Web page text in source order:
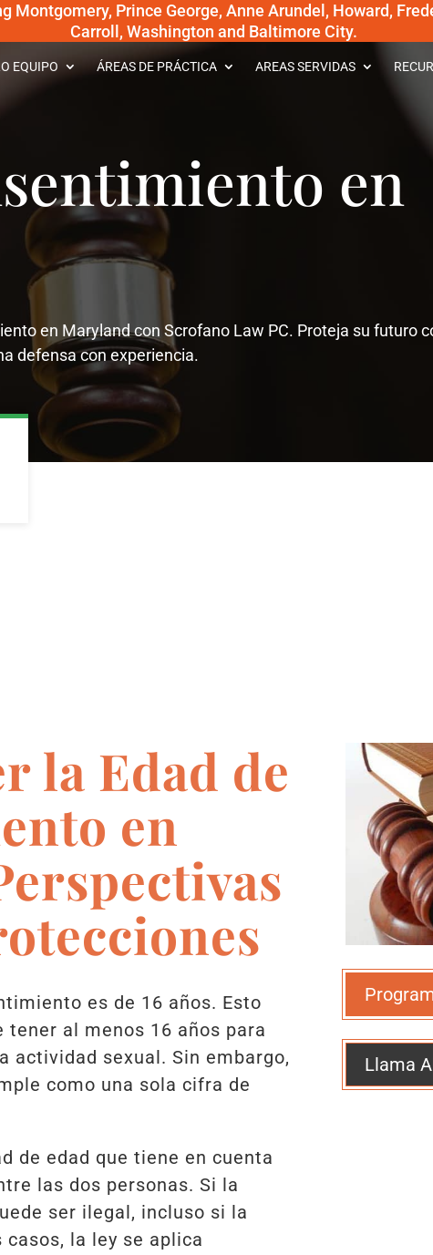
Montgomery, Prince George, Anne Arundel, Howard,
Carroll, Washington and Baltimore City.
EQUIPO ÁREAS DE PRÁCTICA AREAS SERVIDAS
en
en Maryland con Scrofano Law PC. Proteja su futuro
defensa con experiencia.
la Edad de
en
es de 16 años. Esto
al menos 16 años para
actividad sexual. Sin embargo,
como una sola cifra de
de edad que tiene en cuenta
las dos personas. Si la
ser ilegal, incluso si la
la ley se aplica
Llama